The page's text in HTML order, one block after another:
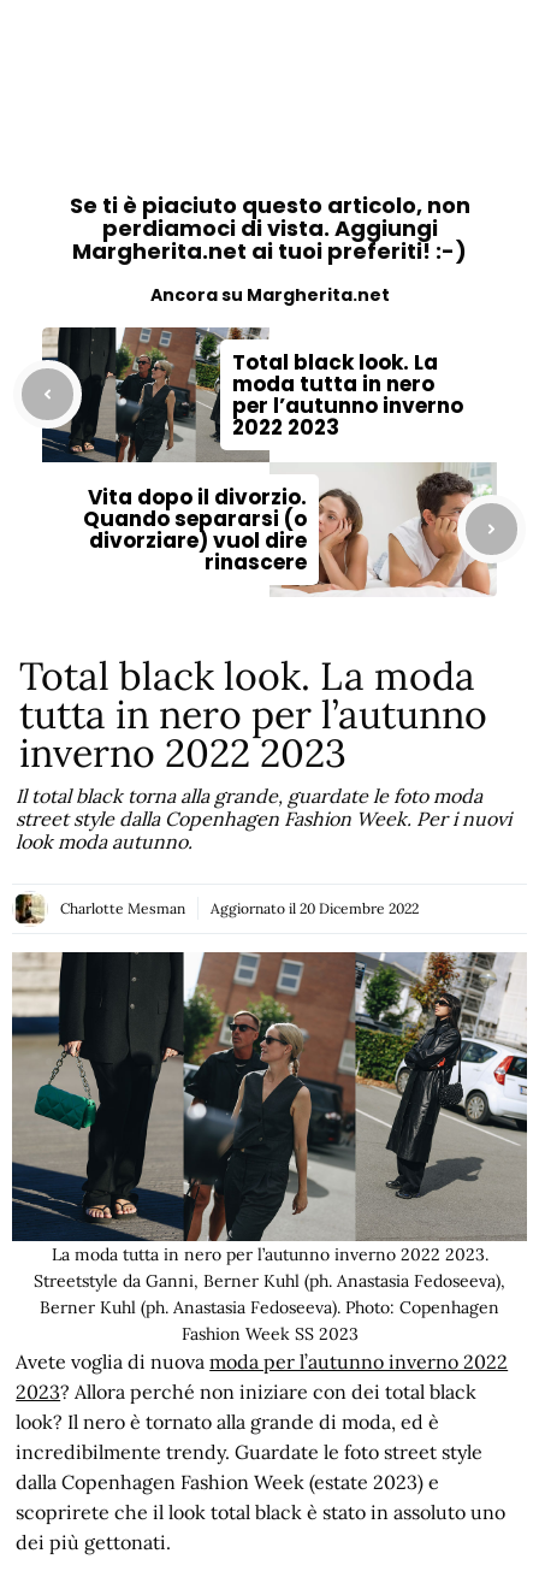
Se ti è piaciuto questo articolo, non
perdiamoci di vista. Aggiungi
Margherita.net ai tuoi preferiti! :-)
Ancora su Margherita.net
Total black look. La
moda tutta in nero
per l’autunno inverno
2022 2023
Vita dopo il divorzio.
Quando separarsi (o
divorziare) vuol dire
rinascere
Total black look. La moda
tutta in nero per l’autunno
inverno 2022 2023
Il total black torna alla grande, guardate le foto moda
street style dalla Copenhagen Fashion Week. Per i nuovi
look moda autunno.
Charlotte Mesman Aggiornato il 20 Dicembre 2022
La moda tutta in nero per l’autunno inverno 2022 2023.
Streetstyle da Ganni, Berner Kuhl (ph. Anastasia Fedoseeva),
Berner Kuhl (ph. Anastasia Fedoseeva). Photo: Copenhagen
Fashion Week SS 2023
Avete voglia di nuovamoda per l’autunno inverno 2022
2023? Allora perché non iniziare con dei total black
look? Il nero è tornato alla grande di moda, ed è
incredibilmente trendy. Guardate le foto street style
dalla Copenhagen Fashion Week (estate 2023) e
scoprirete che il look total black è stato in assoluto uno
dei più gettonati.